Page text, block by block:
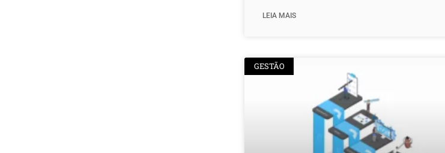
LEIA MAIS
GESTÃO